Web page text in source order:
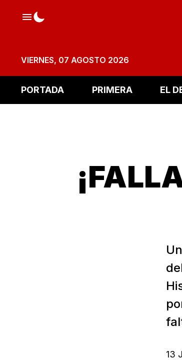
VIERNES, 07 AGOSTO 2026
PORTADA PRIMERA EL
13